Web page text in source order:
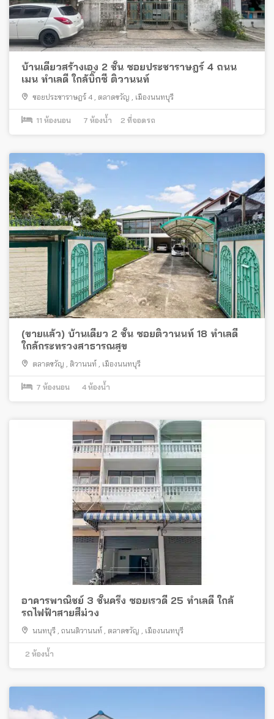
บ้านเดี่ยวสร้างเอง 2 ชั้น ซอยประชาราษฎร์ 4 ถนน
เมน ทำเลดี ใกล้บิ๊กซี ติวานนท์
ซอยประชาราษฎร์ 4 ตลาดขวัญ เมืองนนทบุรี
11 ห้องนอน 7 ห้องน้ำ 2 ที่จอดรถ
(ขายแล้ว) บ้านเดี่ยว 2 ชั้น ซอยติวานนท์ 18 ทำเลดี
ใกล้กระทรวงสาธารณสุข
ตลาดขวัญ ติวานนท์ เมืองนนทบุรี
7 ห้องนอน 4 ห้องน้ำ
อาคารพาณิชย์ 3 ชั้นครึ่ง ซอยเรวดี 25 ทำเลดี ใกล้
รถไฟฟ้าสายสีม่วง
นนทบุรี ถนนติวานนท์ ตลาดขวัญ เมืองนนทบุรี
2 ห้องน้ำ